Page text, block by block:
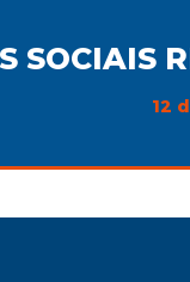
SOCIAIS
12